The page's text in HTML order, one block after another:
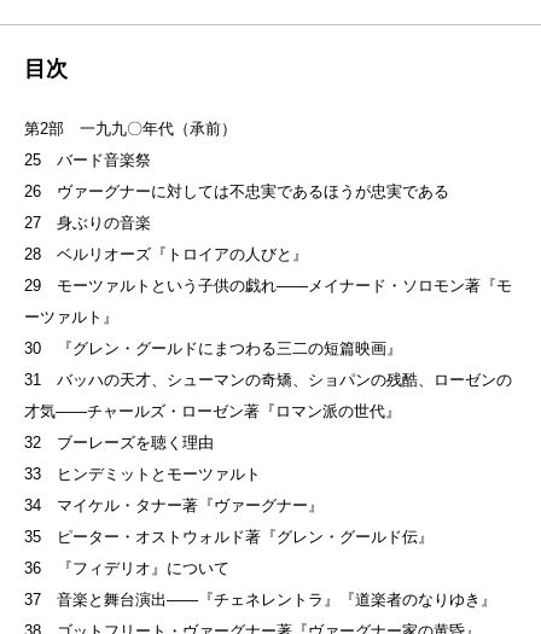
目次
第2部 一九九〇年代（承前）
25 バード音楽祭
26 ヴァーグナーに対しては不忠実であるほうが忠実である
27 身ぶりの音楽
28 ベルリオーズ『トロイアの人びと』
29 モーツァルトという子供の戯れ——メイナード・ソロモン著『モ
ーツァルト』
30 『グレン・グールドにまつわる三二の短篇映画』
31 バッハの天才、シューマンの奇矯、ショパンの残酷、ローゼンの
才気——チャールズ・ローゼン著『ロマン派の世代』
32 ブーレーズを聴く理由
33 ヒンデミットとモーツァルト
34 マイケル・タナー著『ヴァーグナー』
35 ピーター・オストウォルド著『グレン・グールド伝』
36 『フィデリオ』について
37 音楽と舞台演出——『チェネレントラ』『道楽者のなりゆき』